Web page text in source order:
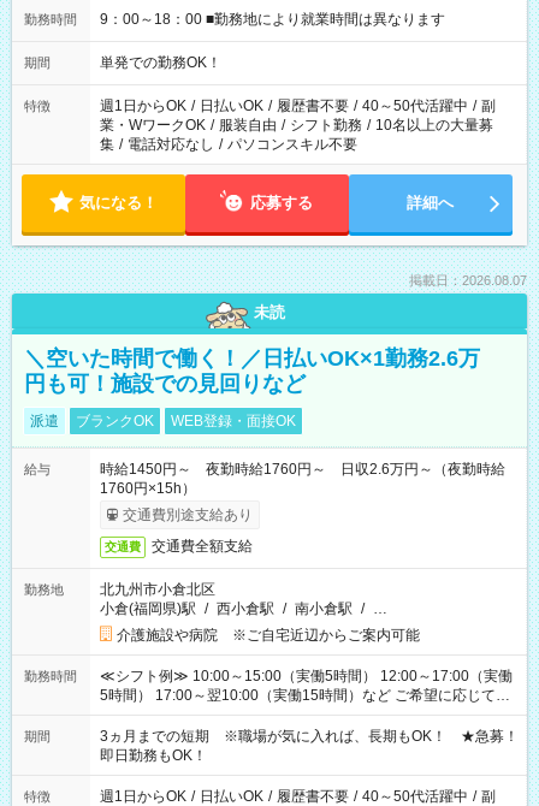
勤務時間 9：00～18：00 ■勤務地により就業時間は異なります
期間 単発での勤務OK！
特徴 週1日からOK / 日払いOK / 履歴書不要 / 40～50代活躍中 / 副
業・WワークOK / 服装自由 / シフト勤務 / 10名以上の大量募
集 / 電話対応なし / パソコンスキル不要
気になる！ 応募する 詳細へ
掲載日：2026.08.07
未読
＼空いた時間で働く！／日払いOK×1勤務2.6万
円も可！施設での見回りなど
派遣 ブランクOK WEB登録・面接OK
給与
時給1450円～ 夜勤時給1760円～ 日収2.6万円～（夜勤時給
1760円×15h）
交通費別途支給あり
交通費 交通費全額支給
勤務地
北九州市小倉北区
小倉(福岡県)駅 / 西小倉駅 / 南小倉駅 / …
介護施設や病院 ※ご自宅近辺からご案内可能
勤務時間
≪シフト例≫ 10:00～15:00（実働5時間） 12:00～17:00（実働
5時間） 17:00～翌10:00（実働15時間）など ご希望に応じて、
働く時間は調整できます！ お気軽に担当へ相談ください！
期間
3ヵ月までの短期 ※職場が気に入れば、長期もOK！ ★急募！
即日勤務もOK！
特徴 週1日からOK / 日払いOK / 履歴書不要 / 40～50代活躍中 / 副